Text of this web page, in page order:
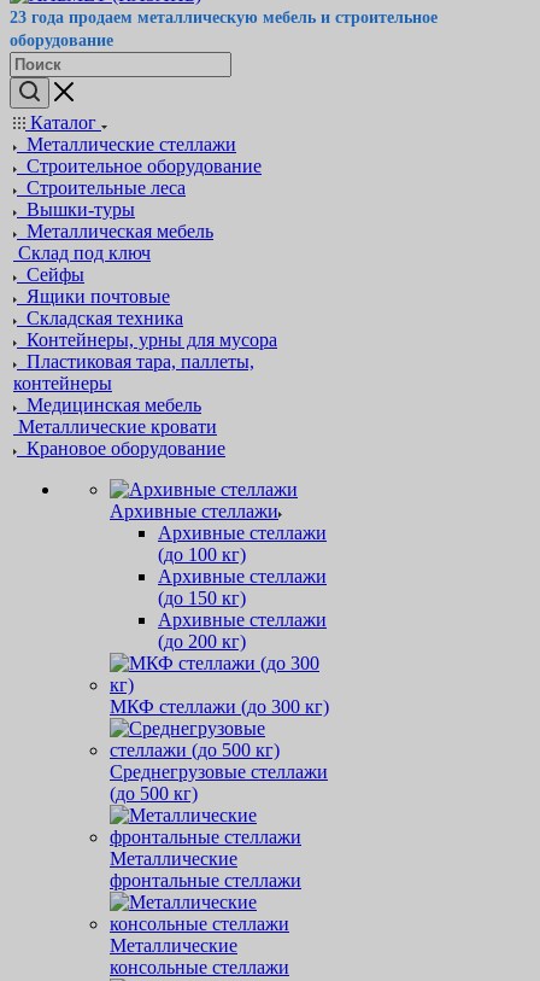
23 года продаем металлическую мебель и строительное
оборудование
Каталог
Металлические стеллажи
Строительное оборудование
Строительные леса
Вышки-туры
Металлическая мебель
Склад под ключ
Сейфы
Ящики почтовые
Складская техника
Контейнеры, урны для мусора
Пластиковая тара, паллеты,
контейнеры
Медицинская мебель
Металлические кровати
Крановое оборудование
Архивные стеллажи
Архивные стеллажи
(до 100 кг)
Архивные стеллажи
(до 150 кг)
Архивные стеллажи
(до 200 кг)
МКФ стеллажи (до 300 кг)
Среднегрузовые стеллажи
(до 500 кг)
Металлические
фронтальные стеллажи
Металлические
консольные стеллажи